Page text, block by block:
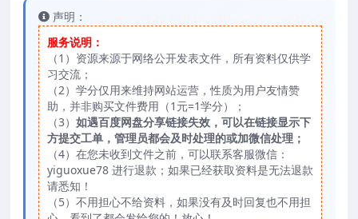
声明：
服务说明：
（1）资源来源于网络公开发表文件，所有资料仅供学
习交流；
（2）学分仅用来维持网站运营，性质为用户友情赞
助，并非购买文件费用（1元=1学分）；
（3） 如遇百度网盘分享链接失效，可以在链接显示下
方提交工单，管理员都会及时处理的或加微信处理；
（4）在您未收到文件之前，可以联系客服微信：
yiguoxue78 进行退款；如果已经获取资料是无法退款
请悉知！
（5）不用担心不给资料，如果没有及时回复也不用担